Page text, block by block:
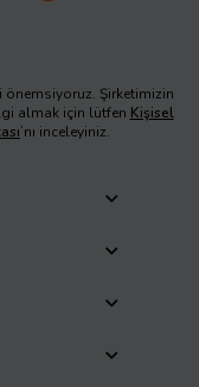
Şirketimizin
almak için lütfen Kişisel
’nı inceleyiniz.